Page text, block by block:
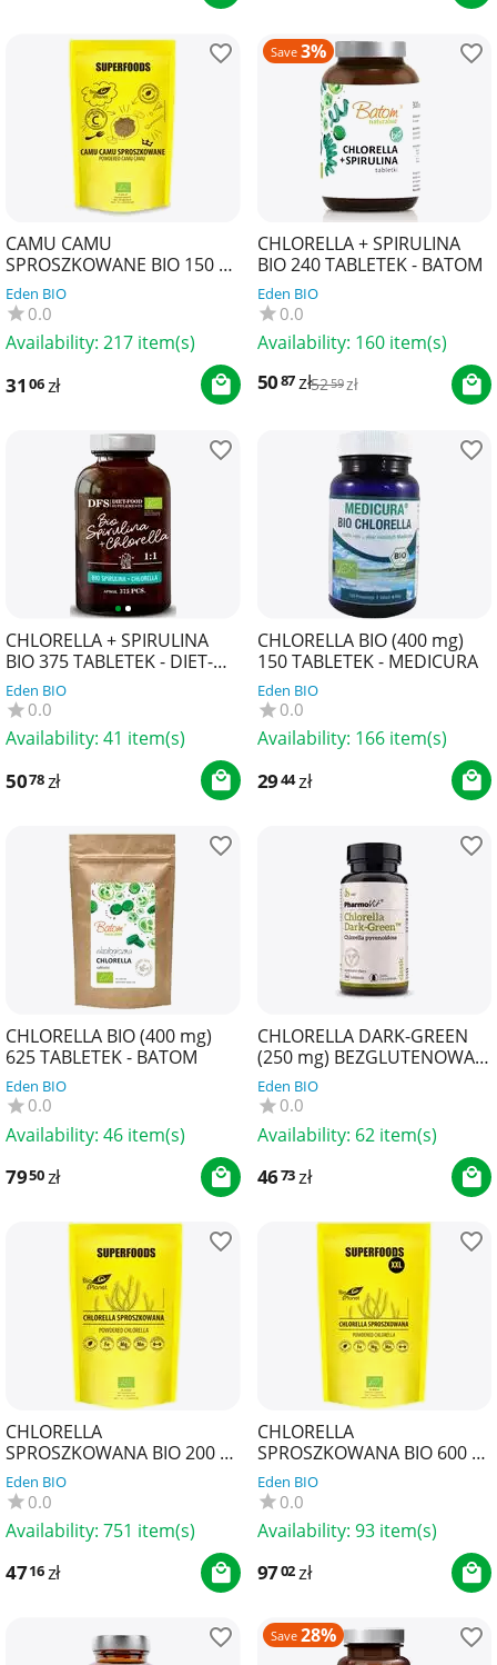
CAMU CAMU
SPROSZKOWANE BIO 150 g -
BIO PLANET SUPERFOODS
Eden BIO
0.0
Availability: 217 item(s)
31 06 zł
Save 3%
CHLORELLA + SPIRULINA
BIO 240 TABLETEK - BATOM
Eden BIO
0.0
Availability: 160 item(s)
5087zł5259zł
CHLORELLA + SPIRULINA
BIO 375 TABLETEK - DIET-
FOOD
Eden BIO
0.0
Availability: 41 item(s)
5078zł
CHLORELLA BIO (400 mg)
150 TABLETEK - MEDICURA
Eden BIO
0.0
Availability: 166 item(s)
2944zł
CHLORELLA BIO (400 mg)
625 TABLETEK - BATOM
Eden BIO
0.0
Availability: 46 item(s)
7950zł
CHLORELLA DARK-GREEN
(250 mg) BEZGLUTENOWA
360 TABLETEK - PHARMOVIT
(CLASSIC)
Eden BIO
0.0
Availability: 62 item(s)
4673zł
CHLORELLA
SPROSZKOWANA BIO 200 g -
BIO PLANET SUPERFOODS
Eden BIO
0.0
Availability: 751 item(s)
4716zł
CHLORELLA
SPROSZKOWANA BIO 600 g -
BIO PLANET SUPERFOODS
Eden BIO
0.0
Availability: 93 item(s)
9702zł
Save 28%